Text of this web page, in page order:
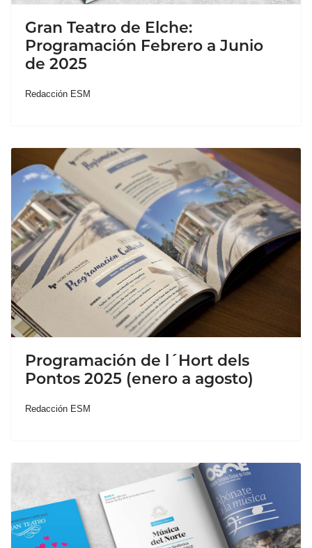
Gran Teatro de Elche:
Programación Febrero a Junio
de 2025
Redacción ESM
Programación de l´Hort dels
Pontos 2025 (enero a agosto)
Redacción ESM